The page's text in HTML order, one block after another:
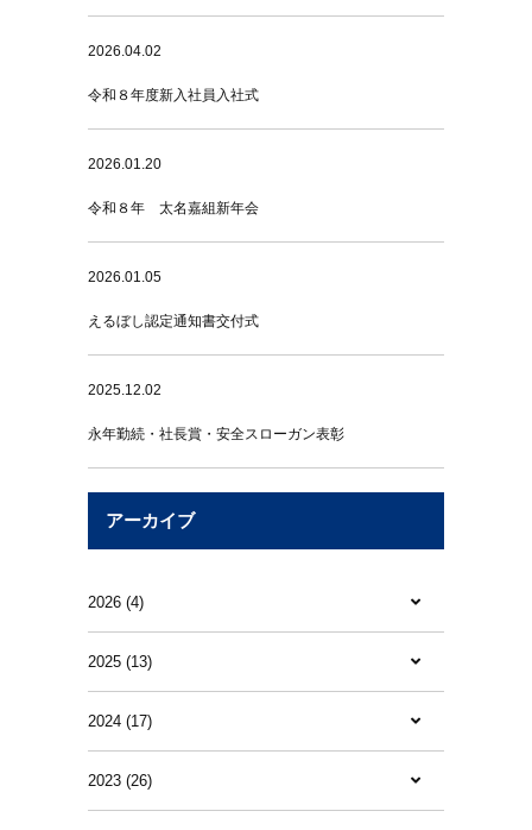
2026.04.02
令和８年度新入社員入社式
2026.01.20
令和８年 太名嘉組新年会
2026.01.05
えるぼし認定通知書交付式
2025.12.02
永年勤続・社長賞・安全スローガン表彰
アーカイブ
2026 (4)
2025 (13)
2024 (17)
2023 (26)